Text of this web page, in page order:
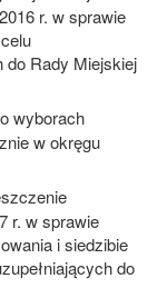
r. w sprawie
do Rady Miejskiej
wyborach
w okręgu
r. w sprawie
i siedzibie
do